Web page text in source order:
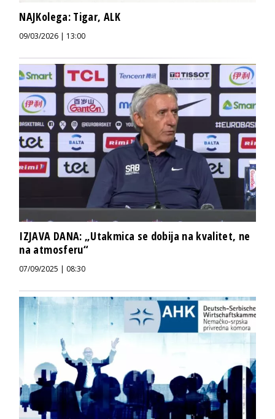
NAJKolega: Tigar, ALK
09/03/2026 | 13:00
IZJAVA DANA: „Utakmica se dobija na kvalitet, ne
na atmosferu“
07/09/2025 | 08:30